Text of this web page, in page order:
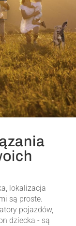
lokalizacja
są proste.
pojazdów,
dziecka - są